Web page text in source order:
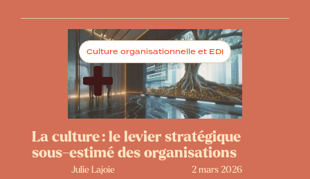
Culture organisationnelle et EDI
La culture : le levier stratégique
sous-estimé des organisations
Julie Lajoie 2 mars 2026